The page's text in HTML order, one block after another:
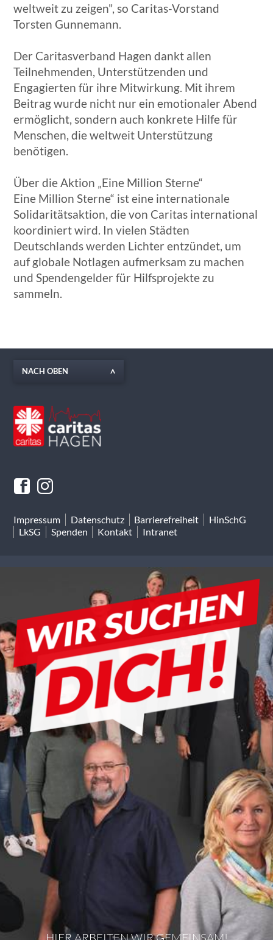
weltweit zu zeigen", so Caritas-Vorstand
Torsten Gunnemann.
Der Caritasverband Hagen dankt allen
Teilnehmenden, Unterstützenden und
Engagierten für ihre Mitwirkung. Mit ihrem
Beitrag wurde nicht nur ein emotionaler Abend
ermöglicht, sondern auch konkrete Hilfe für
Menschen, die weltweit Unterstützung
benötigen.
Über die Aktion „Eine Million Sterne“
Eine Million Sterne“ ist eine internationale
Solidaritätsaktion, die von Caritas international
koordiniert wird. In vielen Städten
Deutschlands werden Lichter entzündet, um
auf globale Notlagen aufmerksam zu machen
und Spendengelder für Hilfsprojekte zu
sammeln.
NACH OBEN
Impressum Datenschutz Barrierefreiheit
HinSchG
LkSG
Spenden Kontakt Intranet